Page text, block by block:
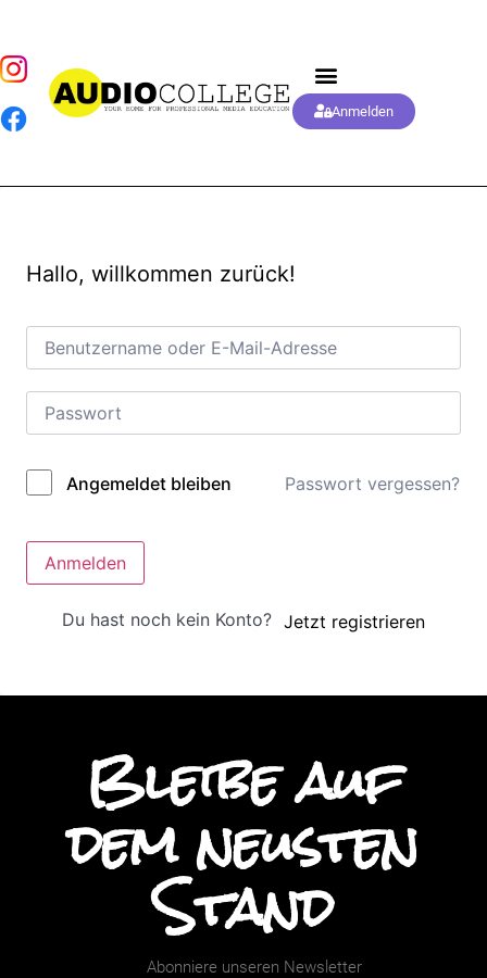
Anmelden
Hallo, willkommen zurück!
Alternative:
Angemeldet bleiben Passwort vergessen?
Anmelden
Du hast noch kein Konto? Jetzt registrieren
Bleibe auf
dem neusten
Stand
Abonniere unseren Newsletter